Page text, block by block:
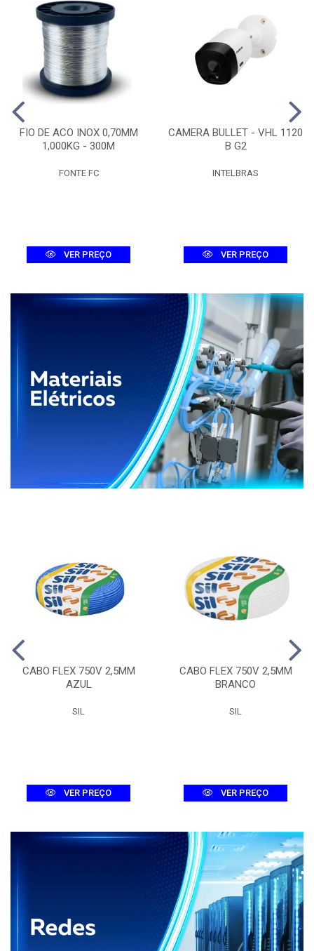
FIO DE ACO INOX 0,70MM
1,000KG - 300M
FONTE FC
VER PREÇO
CAMERA BULLET - VHL 1120
B G2
INTELBRAS
VER PREÇO
CABO FLEX 750V 2,5MM
AZUL
SIL
VER PREÇO
CABO FLEX 750V 2,5MM
BRANCO
SIL
VER PREÇO